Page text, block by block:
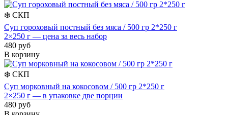
❄️ СКП
Суп гороховый постный без мяса / 500 гр 2*250 г
2×250 г — цена за весь набор
480 руб
В корзину
❄️ СКП
Суп морковный на кокосовом / 500 гр 2*250 г
2×250 г — в упаковке две порции
480 руб